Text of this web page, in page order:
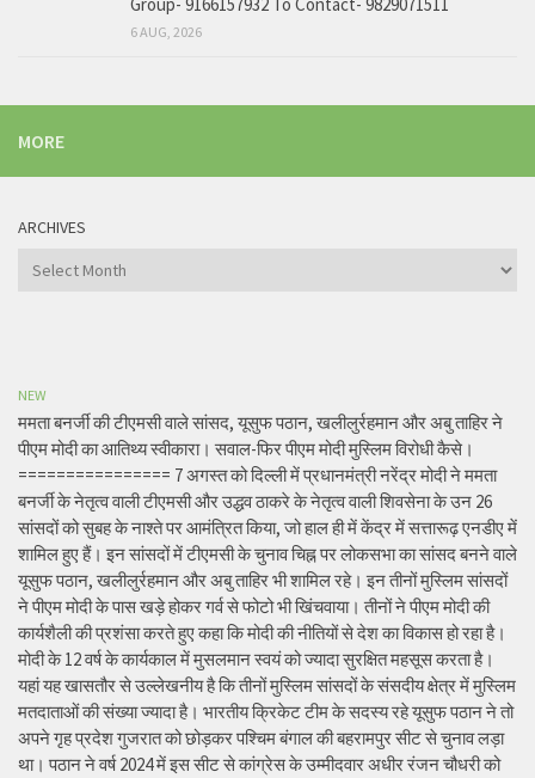
6 AUG, 2026
MORE
ARCHIVES
Archives
NEW
ममता बनर्जी की टीएमसी वाले सांसद, यूसुफ पठान, खलीलुर्रहमान और अबु ताहिर ने
पीएम मोदी का आतिथ्य स्वीकारा। सवाल-फिर पीएम मोदी मुस्लिम विरोधी कैसे।
================ 7 अगस्त को दिल्ली में प्रधानमंत्री नरेंद्र मोदी ने ममता
बनर्जी के नेतृत्व वाली टीएमसी और उद्धव ठाकरे के नेतृत्व वाली शिवसेना के उन 26
सांसदों को सुबह के नाश्ते पर आमंत्रित किया, जो हाल ही में केंद्र में सत्तारूढ़ एनडीए में
शामिल हुए हैं। इन सांसदों में टीएमसी के चुनाव चिह्न पर लोकसभा का सांसद बनने वाले
यूसुफ पठान, खलीलुर्रहमान और अबु ताहिर भी शामिल रहे। इन तीनों मुस्लिम सांसदों
ने पीएम मोदी के पास खड़े होकर गर्व से फोटो भी खिंचवाया। तीनों ने पीएम मोदी की
कार्यशैली की प्रशंसा करते हुए कहा कि मोदी की नीतियों से देश का विकास हो रहा है।
मोदी के 12 वर्ष के कार्यकाल में मुसलमान स्वयं को ज्यादा सुरक्षित महसूस करता है।
यहां यह खासतौर से उल्लेखनीय है कि तीनों मुस्लिम सांसदों के संसदीय क्षेत्र में मुस्लिम
मतदाताओं की संख्या ज्यादा है। भारतीय क्रिकेट टीम के सदस्य रहे यूसुफ पठान ने तो
अपने गृह प्रदेश गुजरात को छोड़कर पश्चिम बंगाल की बहरामपुर सीट से चुनाव लड़ा
था। पठान ने वर्ष 2024 में इस सीट से कांग्रेस के उम्मीदवार अधीर रंजन चौधरी को